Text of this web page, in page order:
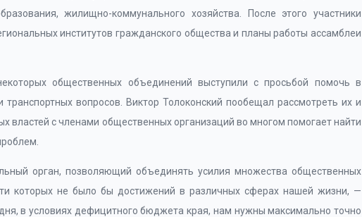
жилищно-коммунального хозяйства. После этого участники
институтов гражданского общества и планы работы ассамблеи
общественных объединений выступили с просьбой помочь в
вопросов. Виктор Толоконский пообещал рассмотреть их и
властей с членами общественных организаций во многом помогает найти
орган, позволяющий объединять усилия множества общественных
которых не было бы достижений в различных сферах нашей жизни, —
в условиях дефицитного бюджета края, нам нужны максимально точно